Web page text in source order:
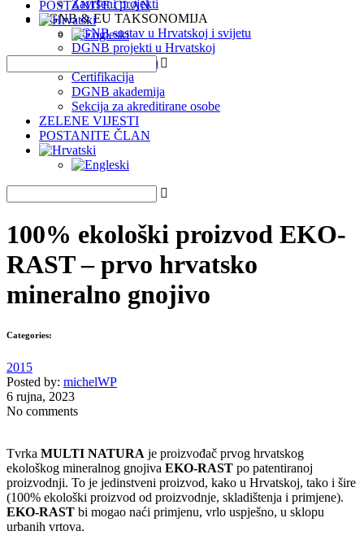
Završeni projekti
DGNB & EU TAKSONOMIJA
DGNB sustav u Hrvatskoj i svijetu
DGNB projekti u Hrvatskoj
EU Taksonomija
Certifikacija
DGNB akademija
Sekcija za akreditirane osobe
ZELENE VIJESTI
POSTANITE ČLAN
POSTANITE ČLAN
100% ekološki proizvod EKO-
RAST – prvo hrvatsko
mineralno gnojivo
Categories:
2015
Posted by: michelWP
6 rujna, 2023
No comments
Tvrka MULTI NATURA je proizvođač prvog hrvatskog
ekološkog mineralnog gnojiva EKO-RAST po patentiranoj
proizvodnji. To je jedinstveni proizvod, kako u Hrvatskoj, tako i šire
(100% ekološki proizvod od proizvodnje, skladištenja i primjene).
EKO-RAST bi mogao naći primjenu, vrlo uspješno, u sklopu
urbanih vrtova.